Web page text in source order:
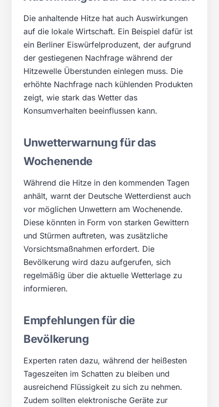
Die anhaltende Hitze hat auch Auswirkungen
auf die lokale Wirtschaft. Ein Beispiel dafür ist
ein Berliner Eiswürfelproduzent, der aufgrund
der gestiegenen Nachfrage während der
Hitzewelle Überstunden einlegen muss. Die
erhöhte Nachfrage nach kühlenden Produkten
zeigt, wie stark das Wetter das
Konsumverhalten beeinflussen kann.
Unwetterwarnung für das
Wochenende
Während die Hitze in den kommenden Tagen
anhält, warnt der Deutsche Wetterdienst auch
vor möglichen Unwettern am Wochenende.
Diese könnten in Form von starken Gewittern
und Stürmen auftreten, was zusätzliche
Vorsichtsmaßnahmen erfordert. Die
Bevölkerung wird dazu aufgerufen, sich
regelmäßig über die aktuelle Wetterlage zu
informieren.
Empfehlungen für die
Bevölkerung
Experten raten dazu, während der heißesten
Tageszeiten im Schatten zu bleiben und
ausreichend Flüssigkeit zu sich zu nehmen.
Zudem sollten elektronische Geräte zur